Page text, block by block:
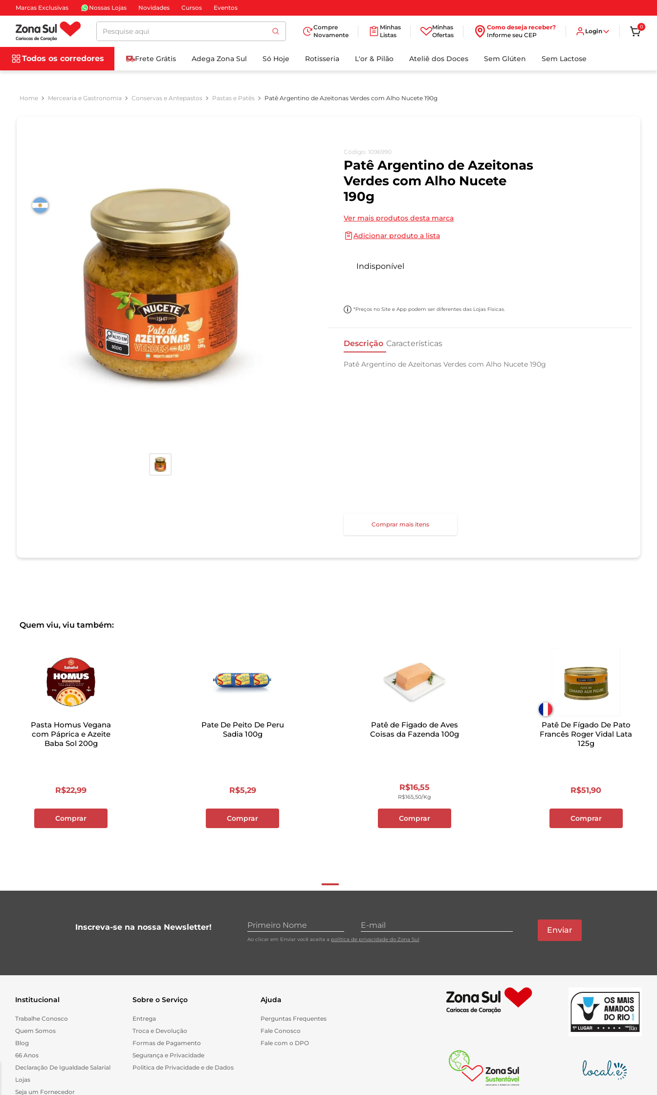
Marcas Exclusivas Nossas Lojas Novidades Cursos Eventos
Pesquise aqui
Compre
Novamente
Minhas
Listas
Minhas
Ofertas
Como deseja receber?
Informe seu CEP
Login
0
Todos os corredores Frete Grátis Adega Zona Sul Só Hoje Rotisseria L'or & Pilão Ateliê dos Doces Sem Glúten Sem Lactose
Mercearia e Gastronomia Conservas e Antepastos Pastas e Patês Patê Argentino de Azeitonas Verdes com Alho Nucete 190g
Código: 1096990
Patê Argentino de Azeitonas
Verdes com Alho Nucete
190g
Ver mais produtos desta marca
Adicionar produto a lista
Indisponível
*Preços no Site e App podem ser diferentes das Lojas Físicas.
Descrição Características
Patê Argentino de Azeitonas Verdes com Alho Nucete 190g
Comprar mais itens
Quem viu, viu também:
Pasta Homus Vegana
com Páprica e Azeite
Baba Sol 200g
R$22,99
Comprar
Pate De Peito De Peru
Sadia 100g
R$5,29
Comprar
Patê de Figado de Aves
Coisas da Fazenda 100g
R$16,55
R$165,50/kg
Comprar
Patê De Fígado De Pato
Francês Roger Vidal Lata
125g
R$51,90
Comprar
Inscreva-se na nossa Newsletter!
Ao clicar em Enviar você aceita a política de privacidade do Zona Sul
Enviar
Institucional
Trabalhe Conosco
Quem Somos
Blog
66 Anos
Declaração De Igualdade Salarial
Lojas
Seja um Fornecedor
Sobre o Serviço
Entrega
Troca e Devolução
Formas de Pagamento
Segurança e Privacidade
Politica de Privacidade e de Dados
Ajuda
Perguntas Frequentes
Fale Conosco
Fale com o DPO
BUSCADOS